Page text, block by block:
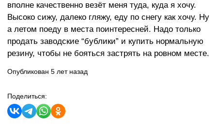
вполне качественно везёт меня туда, куда я хочу.
Высоко сижу, далеко гляжу, еду по снегу как хочу. Ну
а летом поеду в места поинтересней. Надо только
продать заводские “бублики” и купить нормальную
резину, чтобы не бояться застрять на ровном месте.
Опубликован 5 лет назад
Поделиться: